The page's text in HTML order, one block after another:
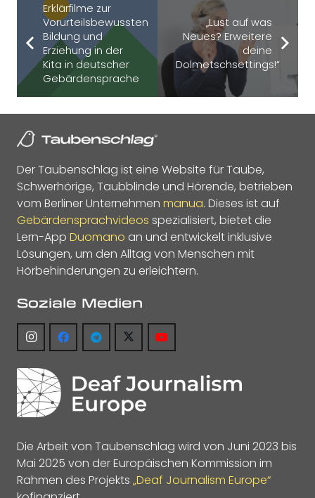
Erklärfilme zur
Vorurteilsbewussten
Bildung und
Erziehung in der
Kita in deutscher
Gebärdensprache
„Lust auf was
Neues? Erweitere
deine
Dolmetschsettings!“
Der Taubenschlag ist eine Website für Taube,
Schwerhörige, Taubblinde und Hörende, betrieben
vom Berliner Unternehmen manua. Dieses ist auf
Gebärdensprachvideos spezialisiert, bietet die
Lern-App Duomano an und entwickelt inklusive
Lösungen, um den Alltag von Menschen mit
Hörbehinderungen zu erleichtern.
Soziale Medien
Die Arbeit von Taubenschlag wird von Juni 2023 bis
Mai 2025 von der Europäischen Kommission im
Rahmen des Projekts „Deaf Journalism Europe“